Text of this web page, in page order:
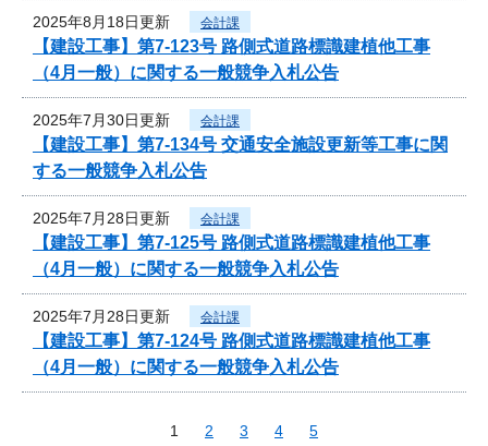
2025年8月18日更新 会計課
【建設工事】第7-123号 路側式道路標識建植他工事
（4月一般）に関する一般競争入札公告
2025年7月30日更新 会計課
【建設工事】第7-134号 交通安全施設更新等工事に関
する一般競争入札公告
2025年7月28日更新 会計課
【建設工事】第7-125号 路側式道路標識建植他工事
（4月一般）に関する一般競争入札公告
2025年7月28日更新 会計課
【建設工事】第7-124号 路側式道路標識建植他工事
（4月一般）に関する一般競争入札公告
1 2 3 4 5